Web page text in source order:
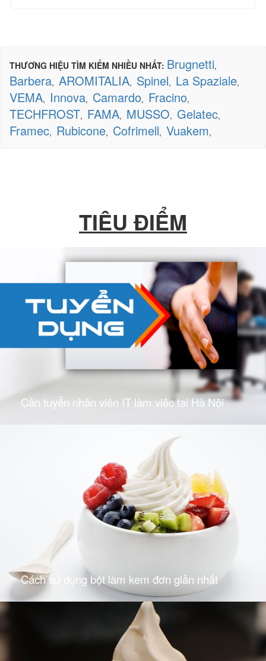
THƯƠNG HIỆU TÌM KIẾM NHIỀU NHẤT: Brugnetti,
Barbera, AROMITALIA, Spinel, La Spaziale,
VEMA, Innova, Camardo, Fracino,
TECHFROST, FAMA, MUSSO, Gelatec,
Framec, Rubicone, Cofrimell, Vuakem,
TIÊU ĐIỂM
Cần tuyển nhân viên IT làm việc tại Hà Nội
Cách sử dụng bột làm kem đơn giản nhất